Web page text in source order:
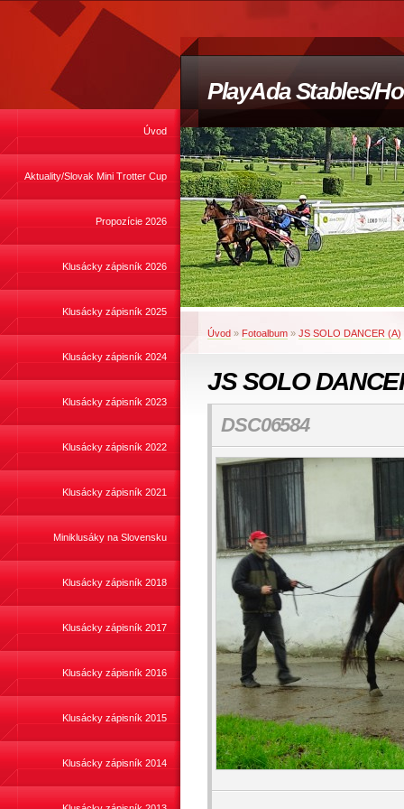
PlayAda Stables/
Úvod
Aktuality/Slovak Mini Trotter Cup
Propozície 2026
Klusácky zápisník 2026
Klusácky zápisník 2025
Klusácky zápisník 2024
Klusácky zápisník 2023
Klusácky zápisník 2022
Klusácky zápisník 2021
Miniklusáky na Slovensku
Klusácky zápisník 2018
Klusácky zápisník 2017
Klusácky zápisník 2016
Klusácky zápisník 2015
Klusácky zápisník 2014
Úvod » Fotoalbum » JS SOLO DANCER (A)
JS SOLO
DSC06584